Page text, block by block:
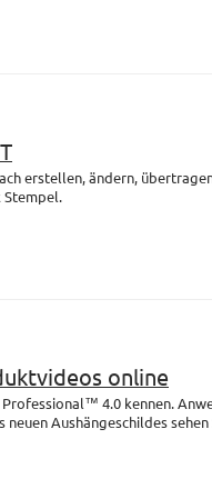
erstellen, ändern,
Stempel.
online
4.0 kennen.
Aushängeschildes